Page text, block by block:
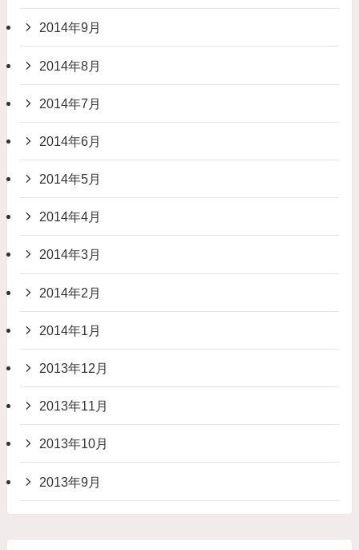
2014年9月
2014年8月
2014年7月
2014年6月
2014年5月
2014年4月
2014年3月
2014年2月
2014年1月
2013年12月
2013年11月
2013年10月
2013年9月